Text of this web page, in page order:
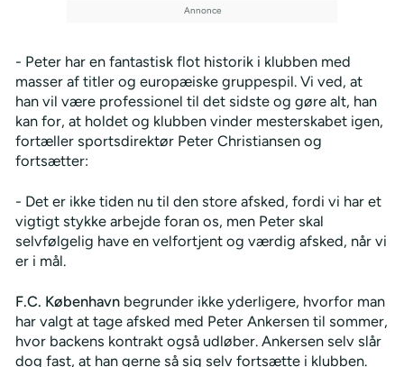
- Peter har en fantastisk flot historik i klubben med
masser af titler og europæiske gruppespil. Vi ved, at
han vil være professionel til det sidste og gøre alt, han
kan for, at holdet og klubben vinder mesterskabet igen,
fortæller sportsdirektør Peter Christiansen og
fortsætter:
- Det er ikke tiden nu til den store afsked, fordi vi har et
vigtigt stykke arbejde foran os, men Peter skal
selvfølgelig have en velfortjent og værdig afsked, når vi
er i mål.
F.C. Københavnbegrunder ikke yderligere, hvorfor man
har valgt at tage afsked med Peter Ankersen til sommer,
hvor backens kontrakt også udløber. Ankersen selv slår
dog fast, at han gerne så sig selv fortsætte i klubben.